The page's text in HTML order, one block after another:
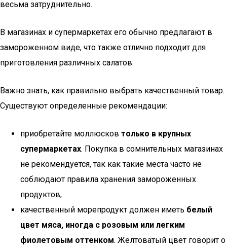
весьма затруднительно.
В магазинах и супермаркетах его обычно предлагают в
замороженном виде, что также отлично подходит для
приготовления различных салатов.
Важно знать, как правильно выбрать качественный товар.
Существуют определенные рекомендации:
приобретайте моллюсков только в крупных
супермаркетах. Покупка в сомнительных магазинах
не рекомендуется, так как такие места часто не
соблюдают правила хранения замороженных
продуктов;
качественный морепродукт должен иметь белый
цвет мяса, иногда с розовым или легким
фиолетовым оттенком. Желтоватый цвет говорит о